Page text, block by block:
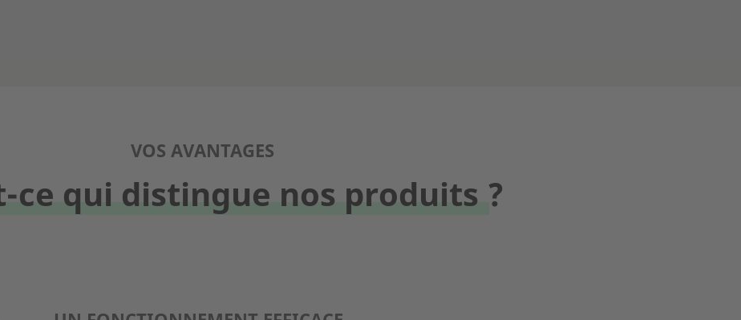
VOS AVANTAGES
ce qui distingue nos produits ?